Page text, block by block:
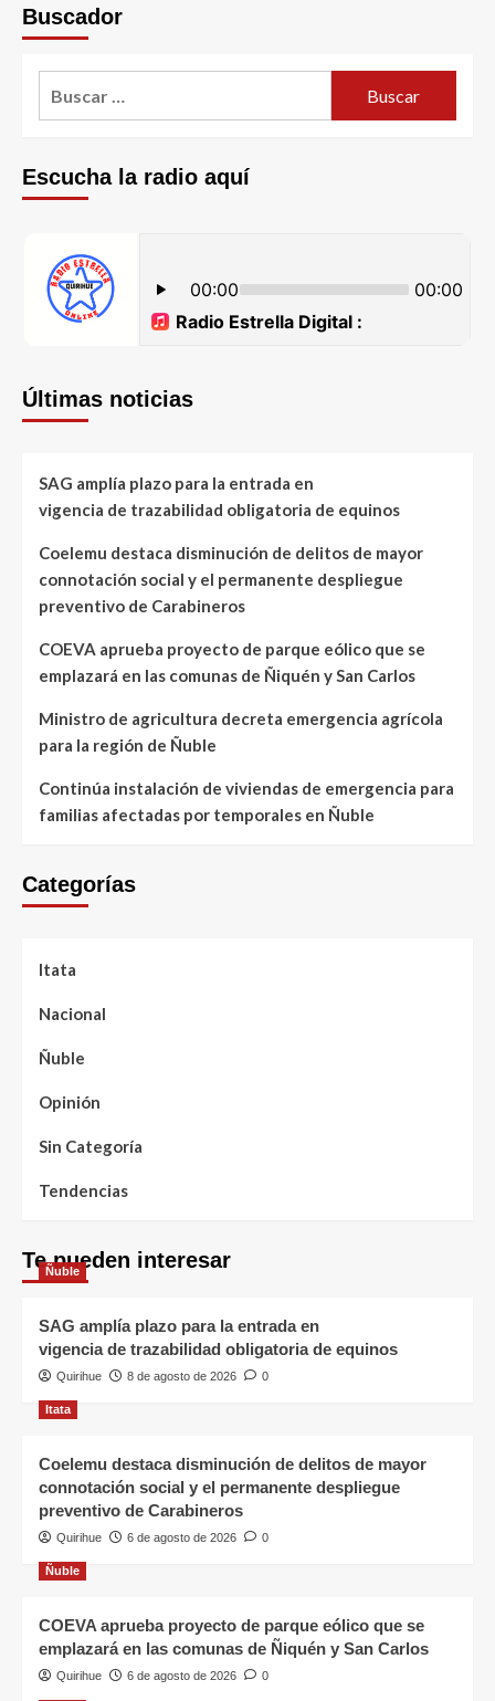
Buscador
Escucha la radio aquí
Últimas noticias
SAG amplía plazo para la entrada en
vigencia de trazabilidad obligatoria de equinos
Coelemu destaca disminución de delitos de mayor
connotación social y el permanente despliegue
preventivo de Carabineros
COEVA aprueba proyecto de parque eólico que se
emplazará en las comunas de Ñiquén y San Carlos
Ministro de agricultura decreta emergencia agrícola
para la región de Ñuble
Continúa instalación de viviendas de emergencia para
familias afectadas por temporales en Ñuble
Categorías
Itata
Nacional
Ñuble
Opinión
Sin Categoría
Tendencias
Te pueden interesar
Ñuble
SAG amplía plazo para la entrada en
vigencia de trazabilidad obligatoria de equinos
Quirihue 8 de agosto de 2026 0
Itata
Coelemu destaca disminución de delitos de mayor
connotación social y el permanente despliegue
preventivo de Carabineros
Quirihue 6 de agosto de 2026 0
Ñuble
COEVA aprueba proyecto de parque eólico que se
emplazará en las comunas de Ñiquén y San Carlos
Quirihue 6 de agosto de 2026 0